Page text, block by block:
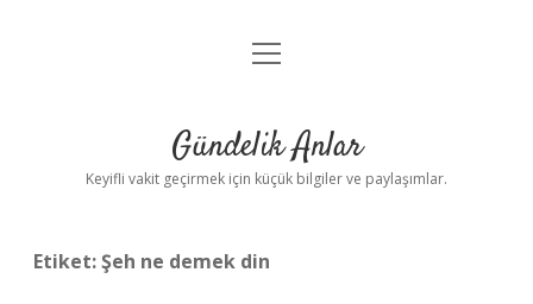
Anasayfa
Yasal Uyarı
menüyü
Gündelik Anlar
Keyifli vakit geçirmek için küçük bilgiler ve paylaşımlar.
Etiket:Şeh ne demek din